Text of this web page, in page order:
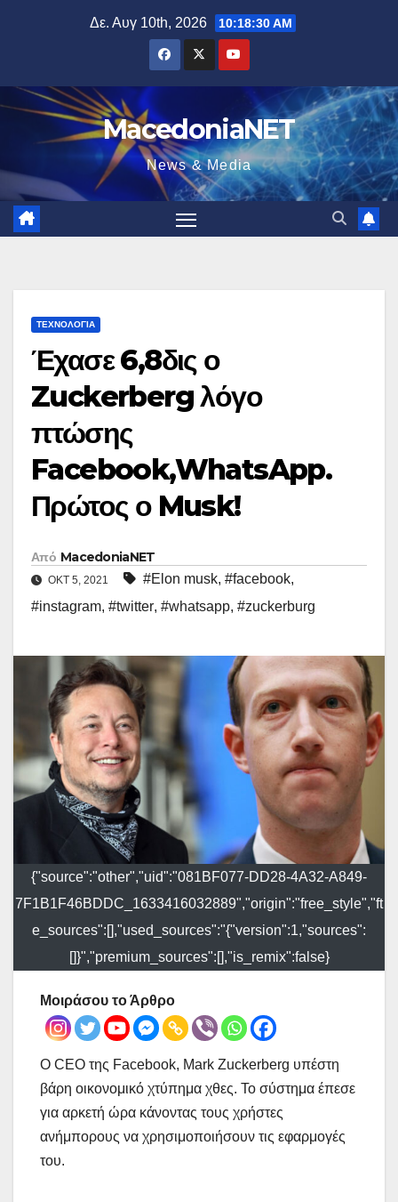
Δε. Αυγ 10th, 2026 10:18:30 AM
MacedoniaNET
News & Media
ΤΕΧΝΟΛΟΓΊΑ
Έχασε 6,8δις ο
Zuckerberg λόγο
πτώσης
Facebook,WhatsApp.
Πρώτος ο Musk!
Από MacedoniaNET
ΟΚΤ 5, 2021 #Elon musk, #facebook,
#instagram, #twitter, #whatsapp, #zuckerburg
{"source":"other","uid":"081BF077-DD28-4A32-A849-
7F1B1F46BDDC_1633416032889","origin":"free_style","ft
e_sources":[],"used_sources":"{"version":1,"sources":
[]}","premium_sources":[],"is_remix":false}
Μοιράσου το Άρθρο
Ο CEO της Facebook, Mark Zuckerberg υπέστη
βάρη οικονομικό χτύπημα χθες. Το σύστημα έπεσε
για αρκετή ώρα κάνοντας τους χρήστες
ανήμπορους να χρησιμοποιήσουν τις εφαρμογές
του.